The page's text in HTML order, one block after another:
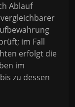
Ablauf
im Fall
erfolgt die
im
zu dessen